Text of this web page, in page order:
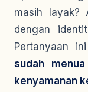
masih layak?
dengan
Pertanyaan
sudah
kenyamanan